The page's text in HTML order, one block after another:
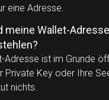
eine Adresse.
meine Wallet-
Adresse ist im Grunde
Private Key oder Ihre
nichts.